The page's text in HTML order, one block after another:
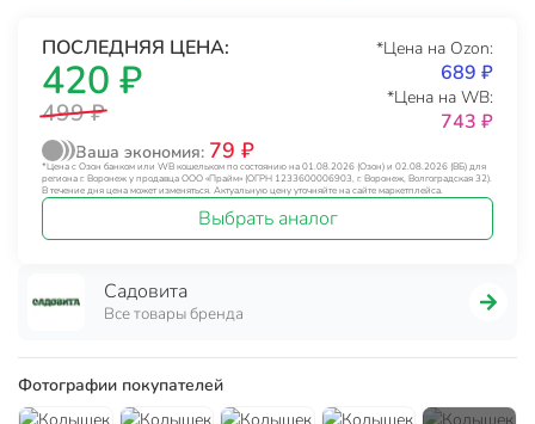
ПОСЛЕДНЯЯ ЦЕНА:
420 ₽
499 ₽
*Цена на Ozon:
689 ₽
*Цена на WB:
743 ₽
Ваша экономия: 79 ₽
*Цена с Озон банком или WB кошельком по состоянию на 01.08.2026 (Озон) и 02.08.2026 (ВБ) для
региона г. Воронеж у продавца ООО «Прайм» (ОГРН 1233600006903, г. Воронеж, Волгоградская 32).
В течение дня цена может изменяться. Актуальную цену уточняйте на сайте маркетплейса.
Выбрать аналог
Садовита
Все товары бренда
Фотографии покупателей